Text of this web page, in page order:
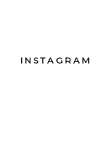
INSTAGRAM